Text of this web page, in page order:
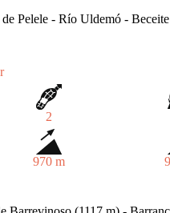
Pelele - Río Uldemó - Beceite
2
970 m